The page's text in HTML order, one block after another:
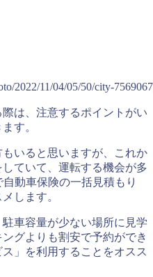
2022/11/04/05/50/city-
は、注意するポイントがい
す。
いると思いますが、これか
ていて、運転する機会が多
自動車保険の一括見積もり
します。
車容量が少ない場所に見学
グよりも割安で予約ができ
」を利用することをオスス